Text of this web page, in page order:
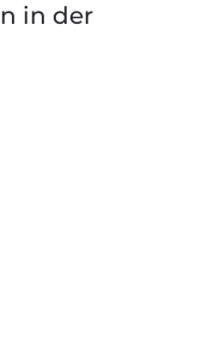
in der